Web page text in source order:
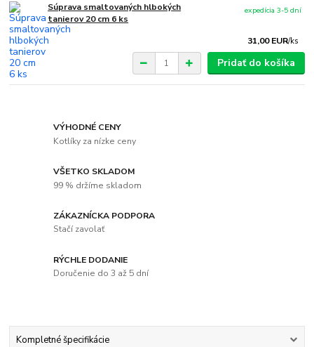
Súprava smaltovaných hlbokých
tanierov 20 cm 6 ks
31,00 EUR/ks
expedícia 3-5 dní
Pridať do košíka
VÝHODNÉ CENY
Kotlíky za nízke ceny
VŠETKO SKLADOM
99 % držíme skladom
ZÁKAZNÍCKA PODPORA
Stačí zavolať
RÝCHLE DODANIE
Doručenie do 3 až 5 dní
Kompletné špecifikácie